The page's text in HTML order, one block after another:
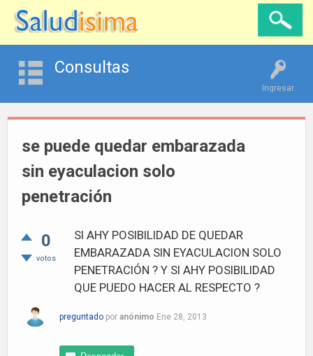
Ingresar
Consultas
se puede quedar embarazada
sin eyaculacion solo
penetración
0
votos
SI AHY POSIBILIDAD DE QUEDAR
EMBARAZADA SIN EYACULACION SOLO
PENETRACIÓN ? Y SI AHY POSIBILIDAD
QUE PUEDO HACER AL RESPECTO ?
preguntado por anónimo Ene 28, 2013